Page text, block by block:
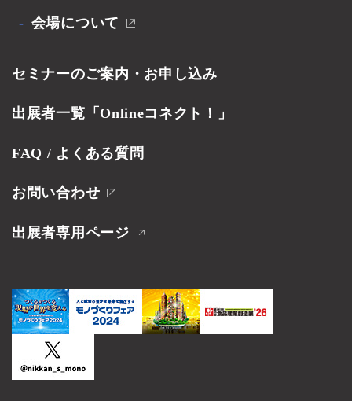
会場について
セミナーのご案内・お申し込み
出展者一覧「Onlineコネクト！」
FAQ / よくある質問
お問い合わせ
出展者専用ページ